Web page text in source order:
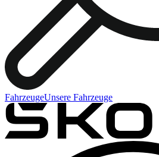
FahrzeugeUnsere Fahrzeuge